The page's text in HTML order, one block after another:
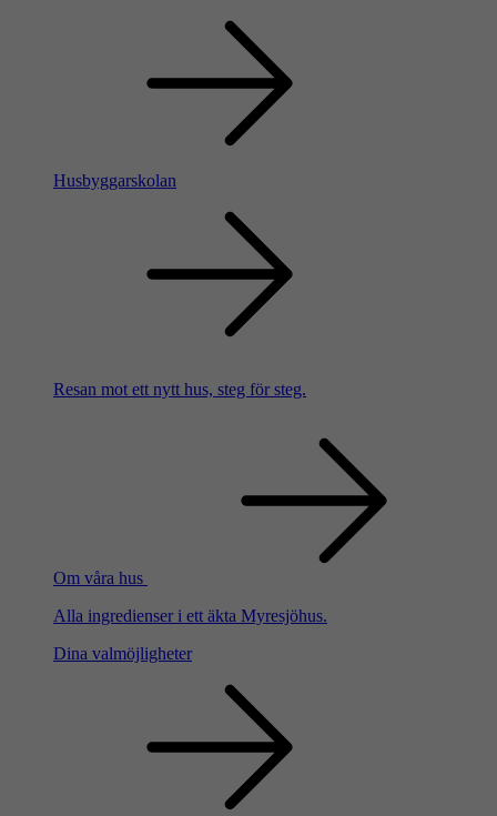
Husbyggarskolan
Resan mot ett nytt hus, steg för steg.
Om våra hus
Alla ingredienser i ett äkta Myresjöhus.
Dina valmöjligheter